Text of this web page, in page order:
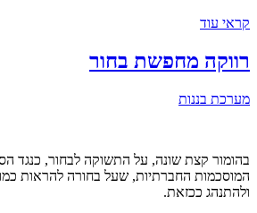
קראי עוד
רווקה מחפשת בחור
מערכת בננות
בהומור קצת שונה, על התשוקה לבחור, כנגד
המוסכמות החברתיות, שעל בחורה להראות
ולהתנהג ככזאת.